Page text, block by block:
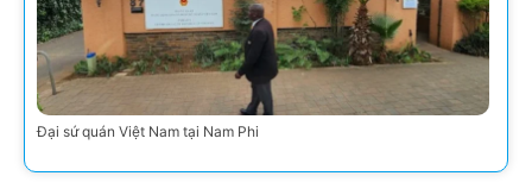
Đại sứ quán Việt Nam tại Nam Phi